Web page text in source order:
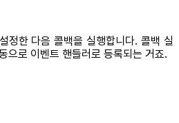
한 다음 콜백을 실행합니다. 콜백 실
로 이벤트 핸들러로 등록되는 거죠.